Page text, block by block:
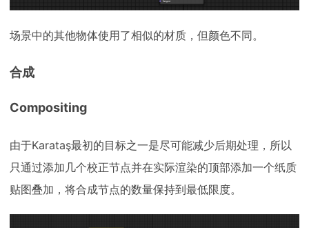
场景中的其他物体使用了相似的材质，但颜色不同。
合成
Compositing
由于Karataş最初的目标之一是尽可能减少后期处理，所以
只通过添加几个校正节点并在实际渲染的顶部添加一个纸质
贴图叠加，将合成节点的数量保持到最低限度。